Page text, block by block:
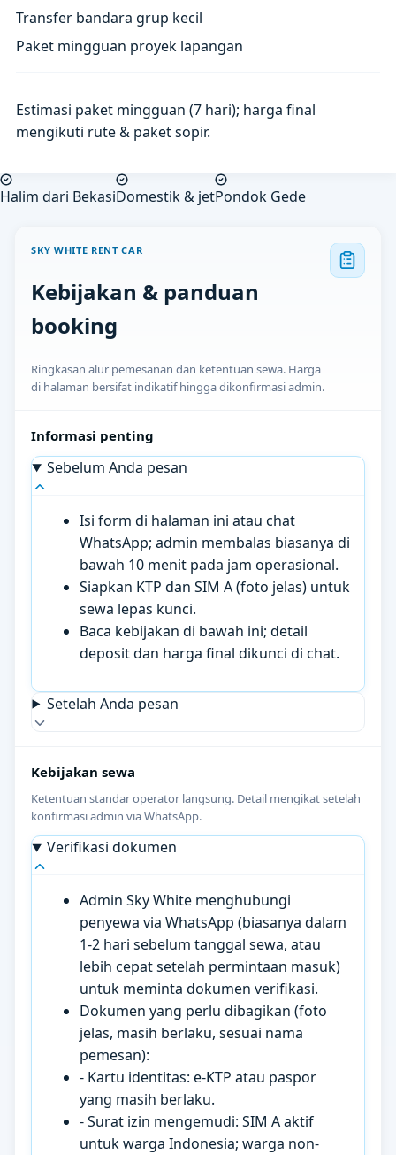
Transfer bandara grup kecil
Paket mingguan proyek lapangan
Estimasi paket mingguan (7 hari); harga final
mengikuti rute & paket sopir.
Halim dari BekasiDomestik & jetPondok Gede
SKY WHITE RENT CAR
Kebijakan & panduan
booking
Ringkasan alur pemesanan dan ketentuan sewa. Harga
di halaman bersifat indikatif hingga dikonfirmasi admin.
Informasi penting
Sebelum Anda pesan
Isi form di halaman ini atau chat
WhatsApp; admin membalas biasanya di
bawah 10 menit pada jam operasional.
Siapkan KTP dan SIM A (foto jelas) untuk
sewa lepas kunci.
Baca kebijakan di bawah ini; detail
deposit dan harga final dikunci di chat.
Setelah Anda pesan
Kebijakan sewa
Ketentuan standar operator langsung. Detail mengikat setelah
konfirmasi admin via WhatsApp.
Verifikasi dokumen
Admin Sky White menghubungi
penyewa via WhatsApp (biasanya dalam
1-2 hari sebelum tanggal sewa, atau
lebih cepat setelah permintaan masuk)
untuk meminta dokumen verifikasi.
Dokumen yang perlu dibagikan (foto
jelas, masih berlaku, sesuai nama
pemesan):
- Kartu identitas: e-KTP atau paspor
yang masih berlaku.
- Surat izin mengemudi: SIM A aktif
untuk warga Indonesia; warga non-